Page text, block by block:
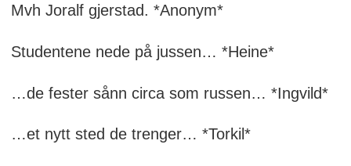
Mvh Joralf gjerstad. *Anonym*
Studentene nede på jussen… *Heine*
…de fester sånn circa som russen… *Ingvild*
…et nytt sted de trenger… *Torkil*